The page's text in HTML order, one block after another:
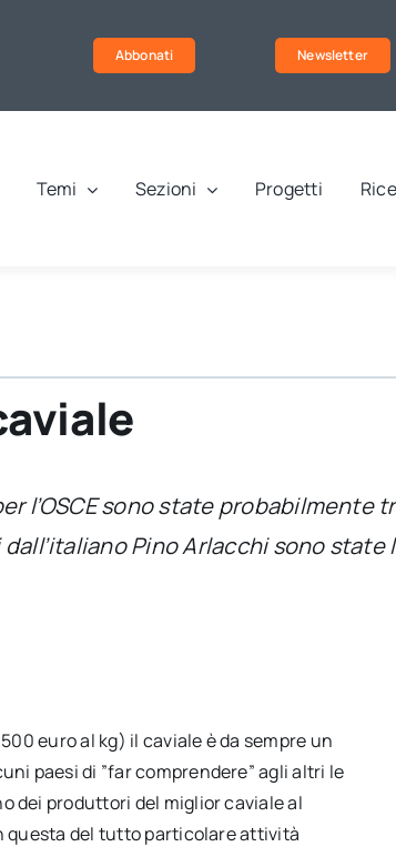
Abbonati Newsletter
Temi Sezioni Progetti
l’OSCE sono state probabilmente
Pino Arlacchi sono
euro al kg) il caviale è da sempre un
paesi di ”far comprendere” agli altri le
dei produttori del miglior caviale al
questa del tutto particolare attività